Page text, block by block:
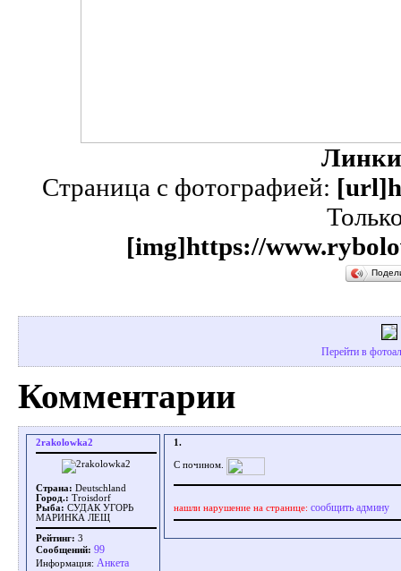
Страница с фотографией:
[img]https://
Перейти в
Комментарии
2rakolowka2
Страна: Deutschland
Город.: Troisdorf
Рыба: СУДАК УГОРЬ
МАРИНКА ЛЕЩ
Рейтинг: 3
Сообщений: 99
Информация: Aнкета
1.
С почином.
нашли нарушение на странице: сообщить админу